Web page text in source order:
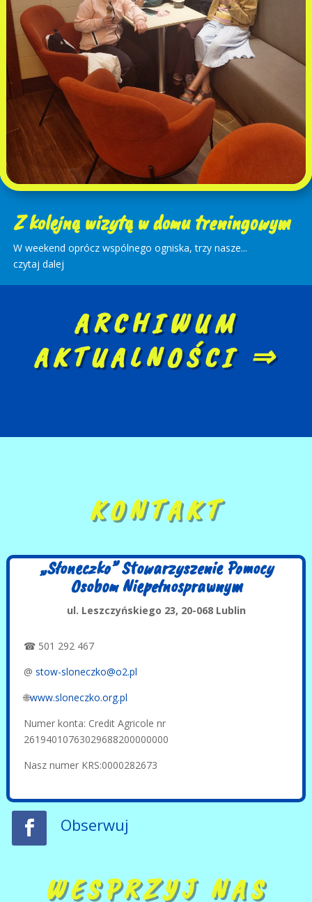
Z kolejną wizytą w domu treningowym
W weekend oprócz wspólnego ogniska, trzy nasze...
czytaj dalej
ARCHIWUM
AKTUALNOŚCI ⇒
KONTAKT
„Słoneczko” Stowarzyszenie Pomocy
Osobom Niepełnosprawnym
ul. Leszczyńskiego 23, 20-068 Lublin
☎ 501 292 467
@ stow-sloneczko@o2.pl
🌐www.sloneczko.org.pl
Numer konta: Credit Agricole nr
26194010763029688200000000
Nasz numer KRS:0000282673
Obserwuj
WESPRZYJ NAS